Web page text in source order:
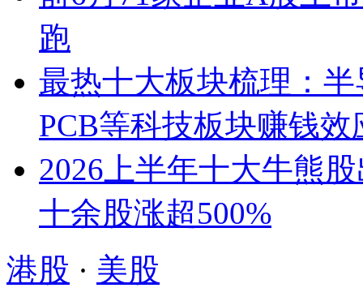
跑
最热十大板块梳理：
PCB等科技板块赚钱效
2026上半年十大牛熊
十余股涨超500%
港股 · 美股